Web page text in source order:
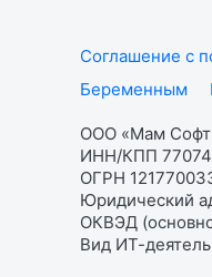
Соглашение с
Беременным
ООО «Мам
ИНН/КПП
ОГРН
Юридический
ОКВЭД
Вид ИТ-